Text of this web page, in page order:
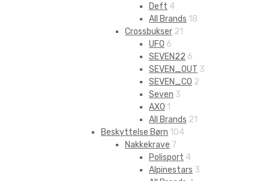
Deft 4
All Brands 18
Crossbukser 21
UFO 6
SEVEN22 6
SEVEN_OUT 3
SEVEN_CO 2
Seven 3
AXO 1
All Brands 21
Beskyttelse Børn 104
Nakkekrave 7
Polisport 4
Alpinestars 3